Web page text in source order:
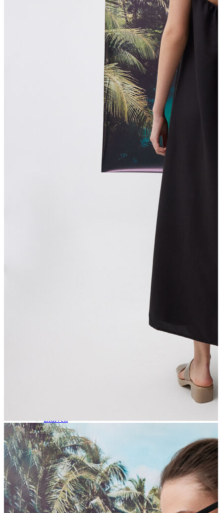
Eldiven
Kemer
Parfüm
Erkek Aksesuar
Boxer
Çorap
Kemer
Atkı
Cüzdan
Parfüm
Şapka